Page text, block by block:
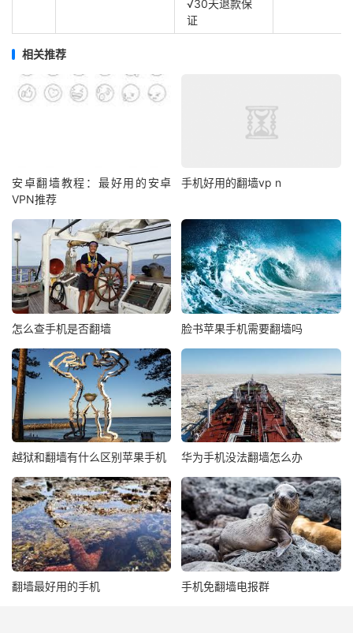
√30天退款保
证
相关推荐
安卓翻墙教程：最好用的安卓
VPN推荐
手机好用的翻墙vp n
怎么查手机是否翻墙 脸书苹果手机需要翻墙吗
越狱和翻墙有什么区别苹果手机 华为手机没法翻墙怎么办
翻墙最好用的手机 手机免翻墙电报群